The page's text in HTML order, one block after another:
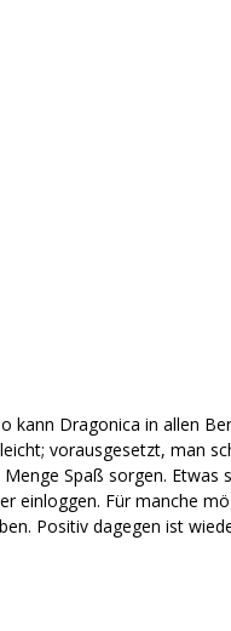
Dragonica in allen
vorausgesetzt, man
Spaß sorgen.
Für manche
Positiv dagegen ist